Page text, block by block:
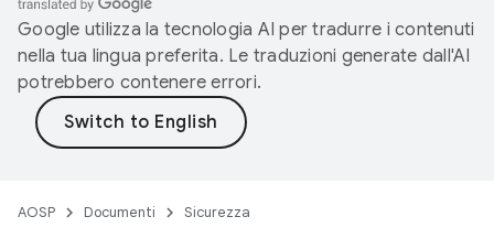
Google utilizza la tecnologia AI per tradurre i contenuti
nella tua lingua preferita. Le traduzioni generate dall'AI
potrebbero contenere errori.
AOSP Documenti Sicurezza